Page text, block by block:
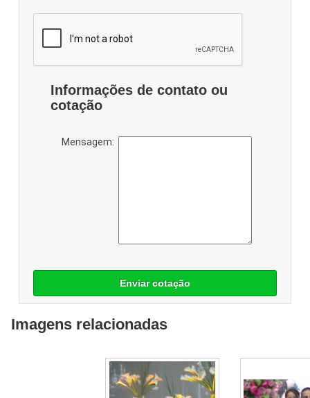
Informações de contato ou
cotação
Mensagem:
Enviar cotação
Imagens relacionadas